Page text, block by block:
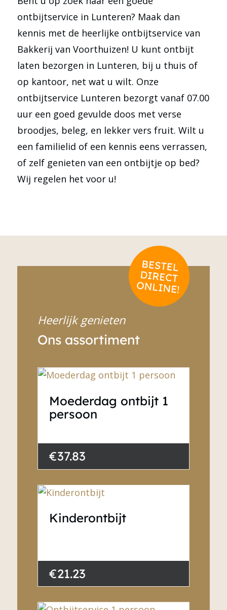
ontbijtservice in Lunteren? Maak dan
kennis met de heerlijke ontbijtservice van
Bakkerij van Voorthuizen! U kunt ontbijt
laten bezorgen in Lunteren, bij u thuis of
op kantoor, net wat u wilt. Onze
ontbijtservice Lunteren bezorgt vanaf 07.00
uur een goed gevulde doos met verse
broodjes, beleg, en lekker vers fruit. Wilt u
een familielid of een kennis eens verrassen,
of zelf genieten van een ontbijtje op bed?
Wij regelen het voor u!
Heerlijk genieten
Ons assortiment
Moederdag ontbijt 1
persoon
€37.83
Kinderontbijt
€21.23